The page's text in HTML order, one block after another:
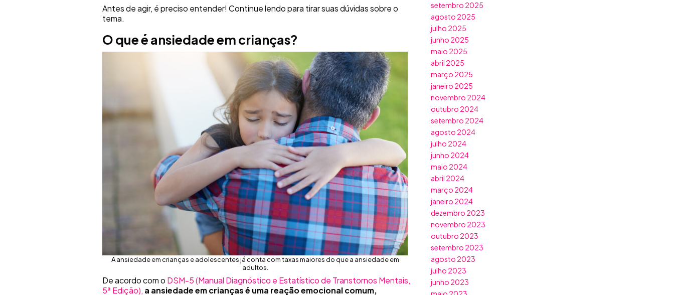
Antes de agir, é preciso entender! Continue lendo para tirar suas dúvidas sobre o
tema.
O que é ansiedade em crianças?
A ansiedade em crianças e adolescentes já conta com taxas maiores do que a ansiedade em
adultos.
De acordo com o DSM-5 (Manual Diagnóstico e Estatístico de Transtornos Mentais,
5ª Edição), a ansiedade em criançasé uma reação emocional comum,
setembro 2025
agosto 2025
julho 2025
junho 2025
maio 2025
abril 2025
março 2025
janeiro 2025
novembro 2024
outubro 2024
setembro 2024
agosto 2024
julho 2024
junho 2024
maio 2024
abril 2024
março 2024
janeiro 2024
dezembro 2023
novembro 2023
outubro 2023
setembro 2023
agosto 2023
julho 2023
junho 2023